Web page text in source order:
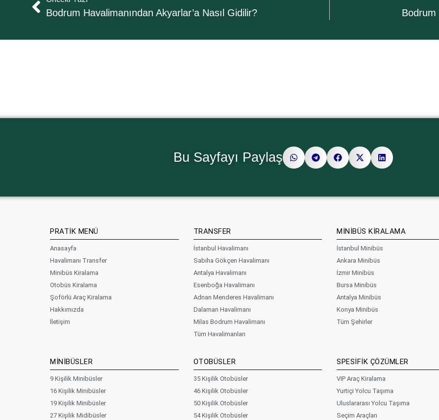
Bodrum Havalimanından Akyarlar’a Nasıl Gidilir? Bodrum
Bu Sayfayı Paylaş
PRATİK MENÜ
Anasayfa
Havalimanı Transfer
Minibüs Kiralama
Otobüs Kiralama
Şoförlü Araç Kiralama
Hakkımızda
İletişim
TRANSFER
İstanbul Havalimanı
Sabiha Gökçen Havalimanı
Antalya Havalimanı
Esenboğa Havalimanı
Adnan Menderes Havalimanı
Dalaman Havalimanı
Milas Bodrum Havalimanı
Tüm Havalimanları
MİNİBÜS KİRALAMA
İstanbul Minibüs
Ankara Minibüs
İzmir Minibüs
Bursa Minibüs
Antalya Minibüs
Konya Minibüs
Tüm Şehirler
MİNİBÜSLER
9 Kişilik Minibüsler
16 Kişilik Minibüsler
19 Kişilik Minibüsler
27 Kişilik Midibüsler
OTOBÜSLER
35 Kişilik Otobüsler
46 Kişilik Otobüsler
50 Kişilik Otobüsler
54 Kişilik Otobüsler
SPESİFİK ÇÖZÜMLER
VIP Araç Kiralama
Yurtiçi Yolcu Taşıma
Uluslararası Yolcu Taşıma
Seçim Araçları